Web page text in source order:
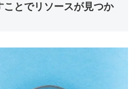
とでリソースが見つか